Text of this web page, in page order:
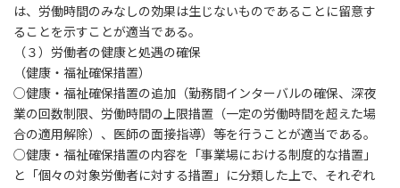
は、労働時間のみなしの効果は生じないものであることに留意す
ることを示すことが適当である。
（３）労働者の健康と処遇の確保
（健康・福祉確保措置）
○健康・福祉確保措置の追加（勤務間インターバルの確保、深夜
業の回数制限、労働時間の上限措置（一定の労働時間を超えた場
合の適用解除）、医師の面接指導）等を行うことが適当である。
○健康・福祉確保措置の内容を「事業場における制度的な措置」
と「個々の対象労働者に対する措置」に分類した上で、それぞれ